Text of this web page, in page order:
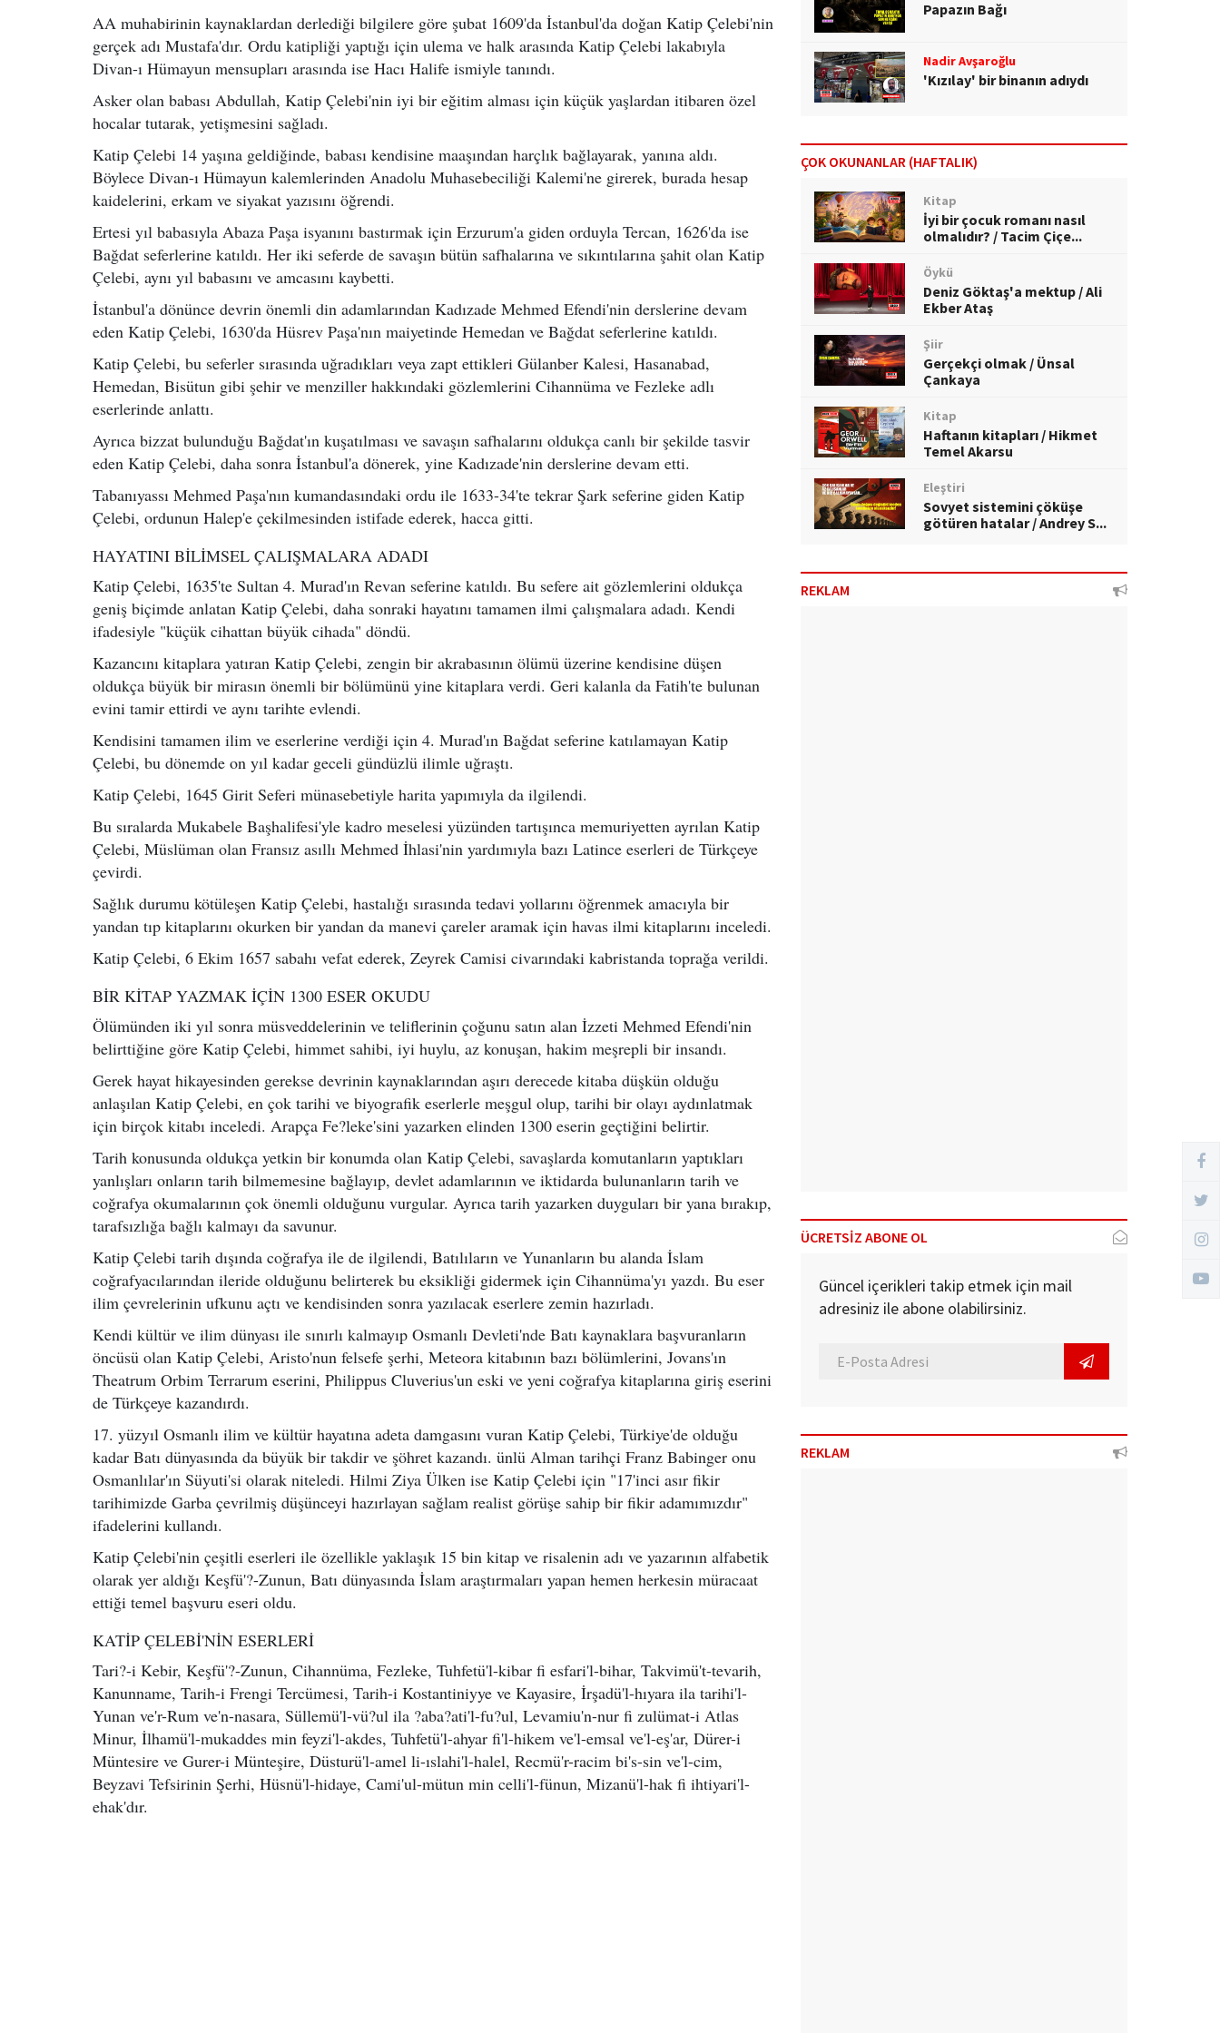
AA muhabirinin kaynaklardan derlediği bilgilere göre şubat 1609'da İstanbul'da doğan Katip Çelebi'nin
gerçek adı Mustafa'dır. Ordu katipliği yaptığı için ulema ve halk arasında Katip Çelebi lakabıyla
Divan-ı Hümayun mensupları arasında ise Hacı Halife ismiyle tanındı.
Asker olan babası Abdullah, Katip Çelebi'nin iyi bir eğitim alması için küçük yaşlardan itibaren özel
hocalar tutarak, yetişmesini sağladı.
Katip Çelebi 14 yaşına geldiğinde, babası kendisine maaşından harçlık bağlayarak, yanına aldı.
Böylece Divan-ı Hümayun kalemlerinden Anadolu Muhasebeciliği Kalemi'ne girerek, burada hesap
kaidelerini, erkam ve siyakat yazısını öğrendi.
Ertesi yıl babasıyla Abaza Paşa isyanını bastırmak için Erzurum'a giden orduyla Tercan, 1626'da ise
Bağdat seferlerine katıldı. Her iki seferde de savaşın bütün safhalarına ve sıkıntılarına şahit olan Katip
Çelebi, aynı yıl babasını ve amcasını kaybetti.
İstanbul'a dönünce devrin önemli din adamlarından Kadızade Mehmed Efendi'nin derslerine devam
eden Katip Çelebi, 1630'da Hüsrev Paşa'nın maiyetinde Hemedan ve Bağdat seferlerine katıldı.
Katip Çelebi, bu seferler sırasında uğradıkları veya zapt ettikleri Gülanber Kalesi, Hasanabad,
Hemedan, Bisütun gibi şehir ve menziller hakkındaki gözlemlerini Cihannüma ve Fezleke adlı
eserlerinde anlattı.
Ayrıca bizzat bulunduğu Bağdat'ın kuşatılması ve savaşın safhalarını oldukça canlı bir şekilde tasvir
eden Katip Çelebi, daha sonra İstanbul'a dönerek, yine Kadızade'nin derslerine devam etti.
Tabanıyassı Mehmed Paşa'nın kumandasındaki ordu ile 1633-34'te tekrar Şark seferine giden Katip
Çelebi, ordunun Halep'e çekilmesinden istifade ederek, hacca gitti.
HAYATINI BİLİMSEL ÇALIŞMALARA ADADI
Katip Çelebi, 1635'te Sultan 4. Murad'ın Revan seferine katıldı. Bu sefere ait gözlemlerini oldukça
geniş biçimde anlatan Katip Çelebi, daha sonraki hayatını tamamen ilmi çalışmalara adadı. Kendi
ifadesiyle "küçük cihattan büyük cihada" döndü.
Kazancını kitaplara yatıran Katip Çelebi, zengin bir akrabasının ölümü üzerine kendisine düşen
oldukça büyük bir mirasın önemli bir bölümünü yine kitaplara verdi. Geri kalanla da Fatih'te bulunan
evini tamir ettirdi ve aynı tarihte evlendi.
Kendisini tamamen ilim ve eserlerine verdiği için 4. Murad'ın Bağdat seferine katılamayan Katip
Çelebi, bu dönemde on yıl kadar geceli gündüzlü ilimle uğraştı.
Katip Çelebi, 1645 Girit Seferi münasebetiyle harita yapımıyla da ilgilendi.
Bu sıralarda Mukabele Başhalifesi'yle kadro meselesi yüzünden tartışınca memuriyetten ayrılan Katip
Çelebi, Müslüman olan Fransız asıllı Mehmed İhlasi'nin yardımıyla bazı Latince eserleri de Türkçeye
çevirdi.
Sağlık durumu kötüleşen Katip Çelebi, hastalığı sırasında tedavi yollarını öğrenmek amacıyla bir
yandan tıp kitaplarını okurken bir yandan da manevi çareler aramak için havas ilmi kitaplarını inceledi.
Katip Çelebi, 6 Ekim 1657 sabahı vefat ederek, Zeyrek Camisi civarındaki kabristanda toprağa verildi.
BİR KİTAP YAZMAK İÇİN 1300 ESER OKUDU
Ölümünden iki yıl sonra müsveddelerinin ve teliflerinin çoğunu satın alan İzzeti Mehmed Efendi'nin
belirttiğine göre Katip Çelebi, himmet sahibi, iyi huylu, az konuşan, hakim meşrepli bir insandı.
Gerek hayat hikayesinden gerekse devrinin kaynaklarından aşırı derecede kitaba düşkün olduğu
anlaşılan Katip Çelebi, en çok tarihi ve biyografik eserlerle meşgul olup, tarihi bir olayı aydınlatmak
için birçok kitabı inceledi. Arapça Fe?leke'sini yazarken elinden 1300 eserin geçtiğini belirtir.
Tarih konusunda oldukça yetkin bir konumda olan Katip Çelebi, savaşlarda komutanların yaptıkları
yanlışları onların tarih bilmemesine bağlayıp, devlet adamlarının ve iktidarda bulunanların tarih ve
coğrafya okumalarının çok önemli olduğunu vurgular. Ayrıca tarih yazarken duyguları bir yana bırakıp,
tarafsızlığa bağlı kalmayı da savunur.
Katip Çelebi tarih dışında coğrafya ile de ilgilendi, Batılıların ve Yunanların bu alanda İslam
coğrafyacılarından ileride olduğunu belirterek bu eksikliği gidermek için Cihannüma'yı yazdı. Bu eser
ilim çevrelerinin ufkunu açtı ve kendisinden sonra yazılacak eserlere zemin hazırladı.
Kendi kültür ve ilim dünyası ile sınırlı kalmayıp Osmanlı Devleti'nde Batı kaynaklara başvuranların
öncüsü olan Katip Çelebi, Aristo'nun felsefe şerhi, Meteora kitabının bazı bölümlerini, Jovans'ın
Theatrum Orbim Terrarum eserini, Philippus Cluverius'un eski ve yeni coğrafya kitaplarına giriş eserini
de Türkçeye kazandırdı.
17. yüzyıl Osmanlı ilim ve kültür hayatına adeta damgasını vuran Katip Çelebi, Türkiye'de olduğu
kadar Batı dünyasında da büyük bir takdir ve şöhret kazandı. ünlü Alman tarihçi Franz Babinger onu
Osmanlılar'ın Süyuti'si olarak niteledi. Hilmi Ziya Ülken ise Katip Çelebi için "17'inci asır fikir
tarihimizde Garba çevrilmiş düşünceyi hazırlayan sağlam realist görüşe sahip bir fikir adamımızdır"
ifadelerini kullandı.
Katip Çelebi'nin çeşitli eserleri ile özellikle yaklaşık 15 bin kitap ve risalenin adı ve yazarının alfabetik
olarak yer aldığı Keşfü'?-Zunun, Batı dünyasında İslam araştırmaları yapan hemen herkesin müracaat
ettiği temel başvuru eseri oldu.
KATİP ÇELEBİ'NİN ESERLERİ
Tari?-i Kebir, Keşfü'?-Zunun, Cihannüma, Fezleke, Tuhfetü'l-kibar fi esfari'l-bihar, Takvimü't-tevarih,
Kanunname, Tarih-i Frengi Tercümesi, Tarih-i Kostantiniyye ve Kayasire, İrşadü'l-hıyara ila tarihi'l-
Yunan ve'r-Rum ve'n-nasara, Süllemü'l-vü?ul ila ?aba?ati'l-fu?ul, Levamiu'n-nur fi zulümat-i Atlas
Minur, İlhamü'l-mukaddes min feyzi'l-akdes, Tuhfetü'l-ahyar fi'l-hikem ve'l-emsal ve'l-eş'ar, Dürer-i
Müntesire ve Gurer-i Münteşire, Düsturü'l-amel li-ıslahi'l-halel, Recmü'r-racim bi's-sin ve'l-cim,
Beyzavi Tefsirinin Şerhi, Hüsnü'l-hidaye, Cami'ul-mütun min celli'l-fünun, Mizanü'l-hak fi ihtiyari'l-
ehak'dır.
Papazın Bağı
Nadir Avşaroğlu
'Kızılay' bir binanın adıydı
ÇOK OKUNANLAR (HAFTALIK)
Kitap
İyi bir çocuk romanı nasıl
olmalıdır? / Tacim Çiçe...
Öykü
Deniz Göktaş'a mektup / Ali
Ekber Ataş
Şiir
Gerçekçi olmak / Ünsal
Çankaya
Kitap
Haftanın kitapları / Hikmet
Temel Akarsu
Eleştiri
Sovyet sistemini çöküşe
götüren hatalar / Andrey S...
REKLAM
ÜCRETSİZ ABONE OL
Güncel içerikleri takip etmek için mail
adresiniz ile abone olabilirsiniz.
REKLAM